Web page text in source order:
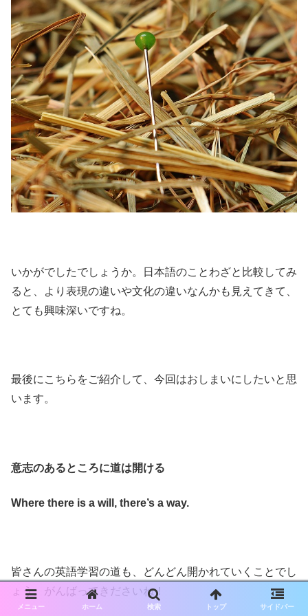
いかがでしたでしょうか。日本語のことわざと比較してみ
ると、より表現の違いや文化の違いなんかも見えてきて、
とても興味深いですね。
最後にこちらをご紹介して、今回はおしまいにしたいと思
います。
意志のあるところに道は開ける
Where there is a will, there’s a way.
皆さんの英語学習の道も、どんどん開かれていくことでし
ょう。がんばってきださいね！
メニュー ホーム 検索 トップ サイドバー